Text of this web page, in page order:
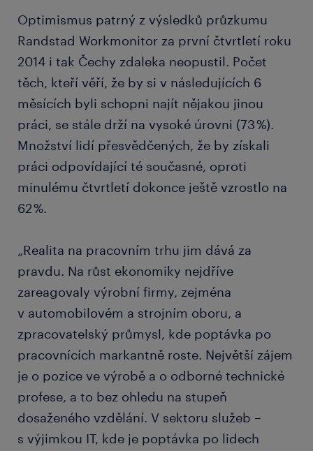
Optimismus patrný z výsledků průzkumu
Randstad Workmonitor za první čtvrtletí roku
2014 i tak Čechy zdaleka neopustil. Počet
těch, kteří věří, že by si v následujících 6
měsících byli schopni najít nějakou jinou
práci, se stále drží na vysoké úrovni (73 %).
Množství lidí přesvědčených, že by získali
práci odpovídající té současné, oproti
minulému čtvrtletí dokonce ještě vzrostlo na
62 %.
„Realita na pracovním trhu jim dává za
pravdu. Na růst ekonomiky nejdříve
zareagovaly výrobní firmy, zejména
v automobilovém a strojním oboru, a
zpracovatelský průmysl, kde poptávka po
pracovnících markantně roste. Největší zájem
je o pozice ve výrobě a o odborné technické
profese, a to bez ohledu na stupeň
dosaženého vzdělání. V sektoru služeb –
s výjimkou IT, kde je poptávka po lidech